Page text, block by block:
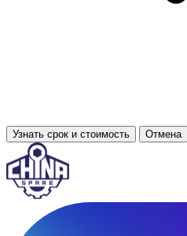
Узнать срок и стоимость Отмена